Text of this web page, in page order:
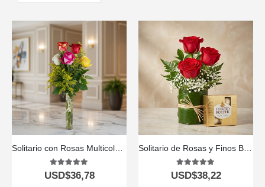
Solitario con Rosas Multicolor🌹✨
5.00out of 5
USD$36,78
Solitario de Rosas y Finos Bombones MADONNA 🌹
5.00out of 5
USD$38,22